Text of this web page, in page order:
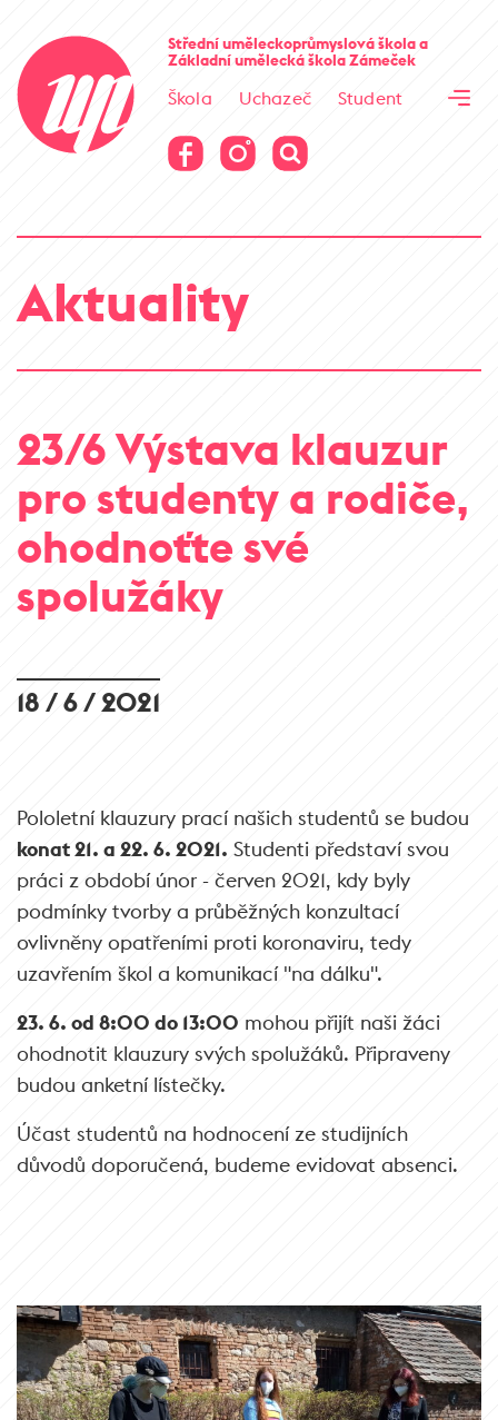
Střední uměleckoprůmyslová školaa
Základní umělecká školaZámeček
Škola Uchazeč
Student
Virtuální prohlídka
Virtuální prohlídka
Aktuality
23/6 Výstava klauzur
pro studenty a rodiče,
ohodnoťte své
spolužáky
18 / 6 / 2021
Pololetní klauzury prací našich studentů se budou
konat 21. a 22. 6. 2021. Studenti představí svou
práci z období únor - červen 2021, kdy byly
podmínky tvorby a průběžných konzultací
ovlivněny opatřeními proti koronaviru, tedy
uzavřením škol a komunikací "na dálku".
23. 6. od 8:00 do 13:00 mohou přijít naši žáci
ohodnotit klauzury svých spolužáků. Připraveny
budou anketní lístečky.
Účast studentů na hodnocení ze studijních
důvodů doporučená, budeme evidovat absenci.